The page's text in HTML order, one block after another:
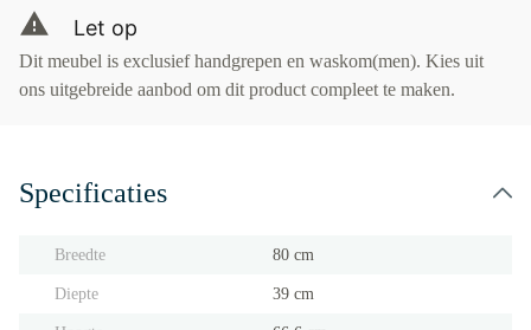
Let op
Dit meubel is exclusief handgrepen en waskom(men). Kies uit
ons uitgebreide aanbod om dit product compleet te maken.
Specificaties
Breedte 80 cm
Diepte 39 cm